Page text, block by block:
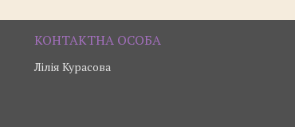
Лілія Курасова